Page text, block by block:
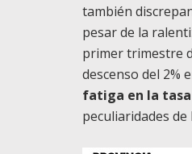
también
pesar de la
primer trimestre
descenso del 2%
fatiga en la tasa
peculiaridades